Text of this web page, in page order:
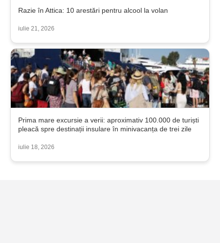
Razie în Attica: 10 arestări pentru alcool la volan
iulie 21, 2026
Prima mare excursie a verii: aproximativ 100.000 de turiști
pleacă spre destinații insulare în minivacanța de trei zile
iulie 18, 2026